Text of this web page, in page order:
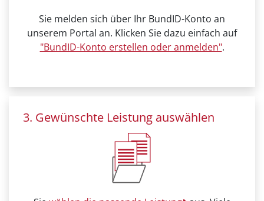
Sie melden sich über Ihr BundID-Konto an
unserem Portal an. Klicken Sie dazu einfach auf
"BundID-Konto erstellen oder anmelden".
3. Gewünschte Leistung auswählen